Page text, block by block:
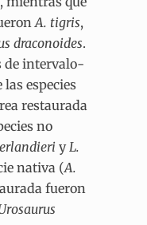
A. tigris,
draconoides.
de intervalo-
especies
restaurada
no
yL.
nativa (A.
fueron